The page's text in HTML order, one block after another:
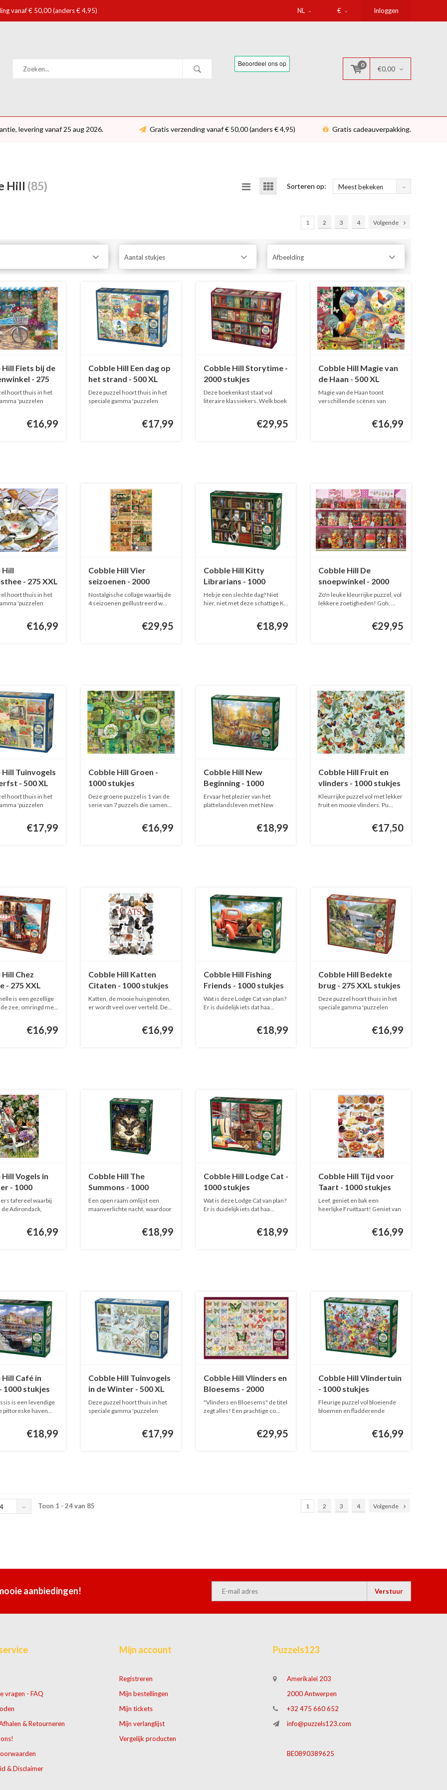
vanaf € 50,00 (anders € 4,95) NL € Inloggen
0
€0,00
levering vanaf 25 aug 2026. Gratis verzending vanaf € 50,00 (anders € 4,95) Gratis cadeauverpakking.
Hill (85) Sorteren op: Meest bekeken
1 2 3 4 Volgende
Aantal stukjes Afbeelding
Hill Fiets bij de
- 275
hoort thuis in het
'puzzelen
€16,99
Cobble Hill Een dag op
het strand - 500 XL
stukjes
Deze puzzel hoort thuis in het
speciale gamma 'puzzelen
€17,99
Cobble Hill Storytime -
2000 stukjes
Deze boekenkast staat vol
literaire klassiekers. Welk boek
€29,95
Cobble Hill Magie van
de Haan - 500 XL
stukjes
Magie van de Haan toont
verschillende scènes van
€16,99
Hill
- 275 XXL
hoort thuis in het
'puzzelen
€16,99
Cobble Hill Vier
seizoenen - 2000
stukjes
Nostalgische collage waarbij de
4 seizoenen geïllustreerd w...
€29,95
Cobble Hill Kitty
Librarians - 1000
stukjes
Heb je een slechte dag? Niet
hier, niet met deze schattige K...
€18,99
Cobble Hill De
snoepwinkel - 2000
stukjes
Zo'n leuke kleurrijke puzzel, vol
lekkere zoetigheden! Goh, ...
€29,95
Hill Tuinvogels
- 500 XL
hoort thuis in het
'puzzelen
€17,99
Cobble Hill Groen -
1000 stukjes
Deze groene puzzel is 1 van de
serie van 7 puzzels die samen...
€16,99
Cobble Hill New
Beginning - 1000
stukjes
Ervaar het plezier van het
plattelandsleven met New
€18,99
Cobble Hill Fruit en
vlinders - 1000 stukjes
Kleurrijke puzzel vol met lekker
fruit en mooie vlinders. Pu...
€17,50
Chez
- 275 XXL
is een gezellige
zee, omringd me...
€16,99
Cobble Hill Katten
Citaten - 1000 stukjes
Katten, de mooie huisgenoten,
er wordt veel over verteld. De...
€16,99
Cobble Hill Fishing
Friends - 1000 stukjes
Wat is deze Lodge Cat van plan?
Er is duidelijk iets dat haa...
€18,99
Cobble Hill Bedekte
brug - 275 XXL stukjes
Deze puzzel hoort thuis in het
speciale gamma 'puzzelen
€16,99
Vogels in
- 1000
tafereel waarbij
de Adirondack,
€16,99
Cobble Hill The
Summons - 1000
stukjes
Een open raam omlijst een
maanverlichte nacht, waardoor
€18,99
Cobble Hill Lodge Cat -
1000 stukjes
Wat is deze Lodge Cat van plan?
Er is duidelijk iets dat haa...
€18,99
Cobble Hill Tijd voor
Taart - 1000 stukjes
Leef, geniet en bak een
heerlijke Fruittaart! Geniet van
€16,99
Café in
1000 stukjes
is een levendige
pittoreske haven...
€18,99
Cobble Hill Tuinvogels
in de Winter - 500 XL
stukjes
Deze puzzel hoort thuis in het
speciale gamma 'puzzelen
€17,99
Cobble Hill Vlinders en
Bloesems - 2000
stukjes
"Vlinders en Bloesems" de titel
zegt alles! Een prachtige co...
€29,95
Cobble Hill Vlindertuin
- 1000 stukjes
Fleurige puzzel vol bloeiende
bloemen en fladderende
€16,99
Toon 1 - 24 van 85 1 2 3 4 Volgende
aanbiedingen! Verstuur
vragen - FAQ
& Retourneren
& Disclaimer
Mijn account
Registreren
Mijn bestellingen
Mijn tickets
Mijn verlanglijst
Vergelijk producten
Puzzels123
Amerikalei 203
2000 Antwerpen
+32 475 660 652
info@puzzels123.com
BE0890389625